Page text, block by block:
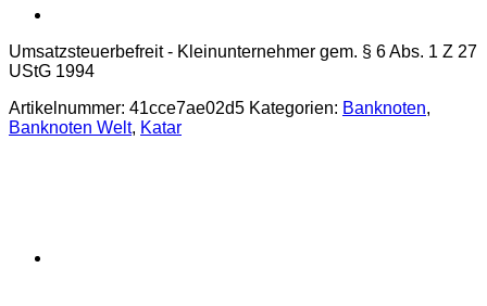
Umsatzsteuerbefreit - Kleinunternehmer gem. § 6 Abs. 1 Z 27
UStG 1994
Artikelnummer: 41cce7ae02d5 Kategorien: Banknoten,
Banknoten Welt, Katar